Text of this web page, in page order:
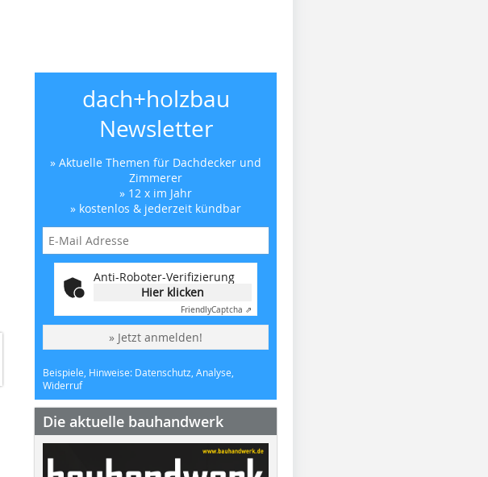
dach+holzbau
Newsletter
» Aktuelle Themen für Dachdecker und
Zimmerer
» 12 x im Jahr
» kostenlos & jederzeit kündbar
Anti-Roboter-Verifizierung
Hier klicken
FriendlyCaptcha ⇗
» Jetzt anmelden!
Beispiele, Hinweise: Datenschutz, Analyse,
Widerruf
Die aktuelle bauhandwerk